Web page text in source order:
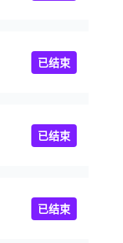
已结束
已结束
已结束